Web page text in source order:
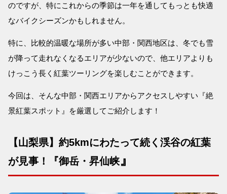
のですが、特にこれからの季節は一年を通してもっとも快適
なバイクシーズンかもしれません。
特に、比較的温暖な場所が多い中部・関西地区は、冬でも雪
が降って走れなくなるエリアが少ないので、他エリアよりも
けっこう長く紅葉ツーリングを楽しむことができます。
今回は、そんな中部・関西エリアからアクセスしやすい『絶
景紅葉スポット』を厳選してご紹介します！
【山梨県】約5kmにわたって続く渓谷の紅葉
が見事！『御岳・昇仙峡』